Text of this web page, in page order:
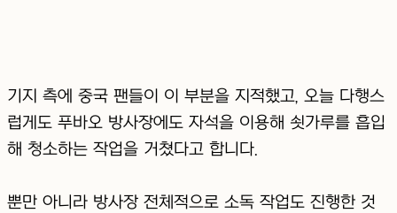
기지 측에 중국 팬들이 이 부분을 지적했고, 오늘 다행스
럽게도 푸바오 방사장에도 자석을 이용해 쇳가루를 흡입
해 청소하는 작업을 거쳤다고 합니다.
뿐만 아니라 방사장 전체적으로 소독 작업도 진행한 것